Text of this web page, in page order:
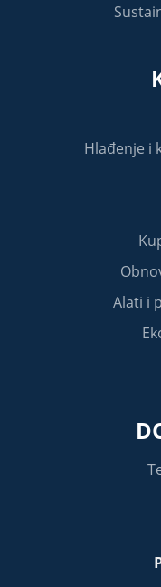
Hlađenje i
Alati i